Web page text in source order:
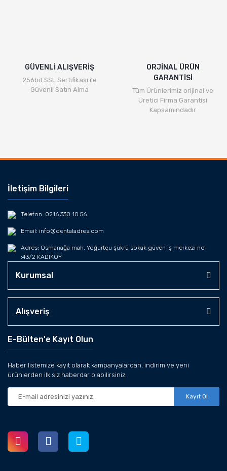
GÜVENLİ ALIŞVERİŞ
256bit SSL Sertifikası ile
Güvenli Satın Alma
ORJİNAL ÜRÜN
GARANTİSİ
Tüm Ürünlerimiz orijinal ve
Üretici Firma Garantisi
Kapsamındadır
İletişim Bilgileri
Telefon: 0216 330 10 56
Email: info@dentaladres.com
Adres: Osmanağa mah. Yoğurtçu şükrü sokak güven iş merkezi no
:43/2 KADIKÖY
Kurumsal
Alışveriş
E-Bülten'e Kayıt Olun
Haber listemize kayıt olarak kampanyalardan, indirim ve yeni
ürünlerden ilk siz haberdar olabilirsiniz.
Kayıt Ol